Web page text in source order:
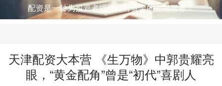
配资是一种为投资者提供杠杆资金的金融服务！
天津配资大本营 《生万物》中郭贵耀亮
眼，“黄金配角”曾是“初代”喜剧人